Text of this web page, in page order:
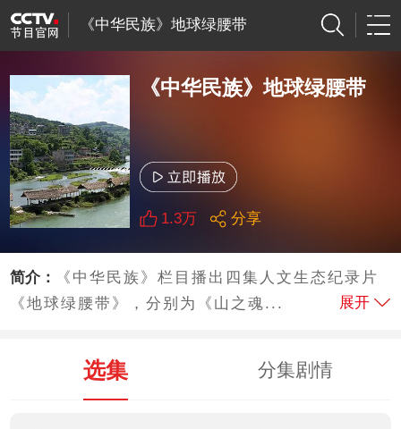
《中华民族》地球绿腰带
《中华民族》地球绿腰带
1.3万 分享
简介：
《中华民族》栏目播出四集人文生态纪录片
《地球绿腰带》，分别为《山之魂...
展开
选集 分集剧情